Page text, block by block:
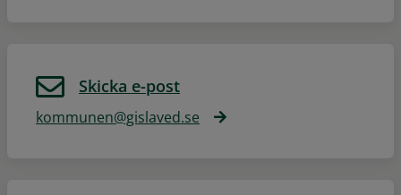
Skicka e-post
kommunen@gislaved.se